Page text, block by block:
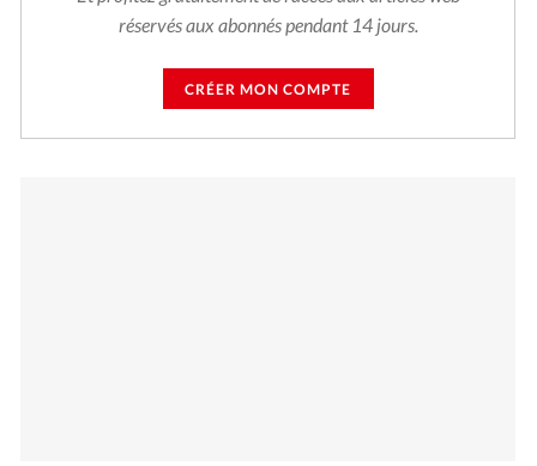
réservés aux abonnés pendant 14 jours.
CRÉER MON COMPTE